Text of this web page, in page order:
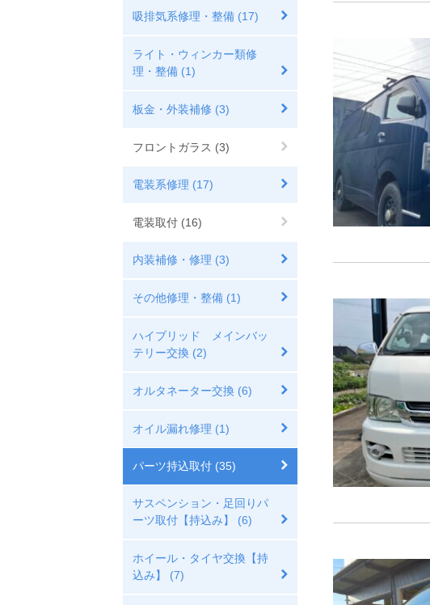
吸排気系修理・整備 (17)
ライト・ウィンカー類修
理・整備 (1)
板金・外装補修 (3)
フロントガラス (3)
電装系修理 (17)
電装取付 (16)
内装補修・修理 (3)
その他修理・整備 (1)
ハイブリッド メインバッ
テリー交換 (2)
オルタネーター交換 (6)
オイル漏れ修理 (1)
パーツ持込取付 (35)
サスペンション・足回りパ
ーツ取付【持込み】 (6)
ホイール・タイヤ交換【持
込み】 (7)